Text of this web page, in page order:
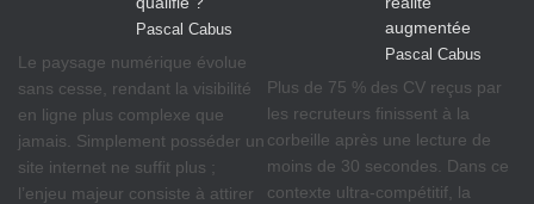
Pascal Cabus
Le paysage numérique évolue
sans cesse, rendant la visibilité
en ligne plus complexe que
jamais. Simplement posséder un
site internet ne suffit plus ;
l’enjeu majeur consiste à attirer
augmentée
Pascal Cabus
Plus de 75 % des CV reçus par
les recruteurs finissent à la
corbeille après une lecture de
moins de 30 secondes. Dans ce
contexte ultra-compétitif, la